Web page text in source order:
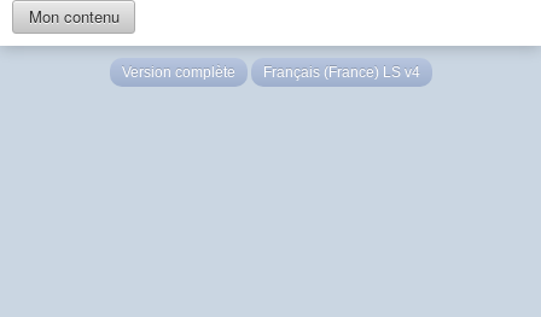
Mon contenu
Version complète Français (France) LS v4